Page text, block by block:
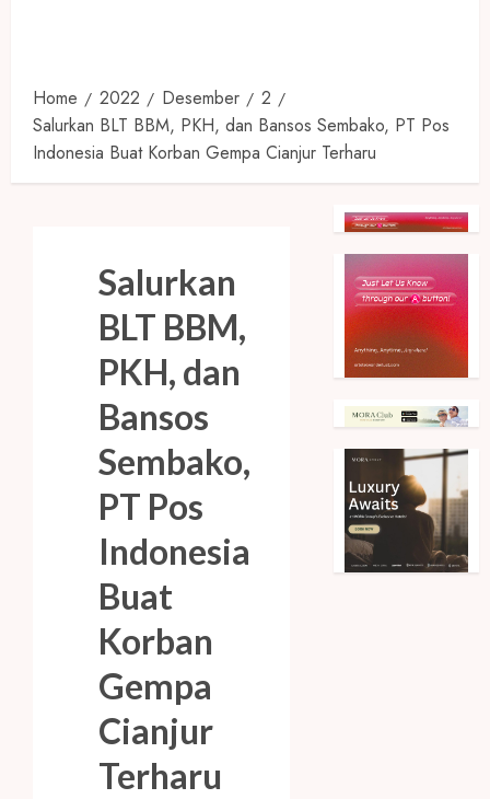
Home 2022 Desember
2
Salurkan BLT BBM, PKH, dan Bansos Sembako, PT Pos
Indonesia Buat Korban Gempa Cianjur Terharu
Salurkan
BLT BBM,
PKH, dan
Bansos
Sembako,
PT Pos
Indonesia
Buat
Korban
Gempa
Cianjur
Terharu